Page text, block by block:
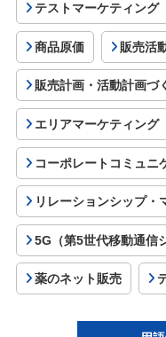
テストマーケティング
商品原価 販売活
販売計画・活動計画づ
エリアマーケティング
コーポレートコミュニ
リレーションシップ・
5G（第5世代移動通信
薬のネット販売